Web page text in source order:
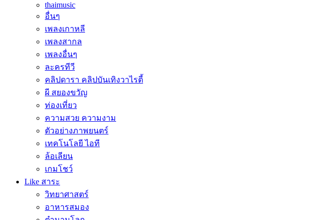
thaimusic
อื่นๆ
เพลงเกาหลี
เพลงสากล
เพลงอื่นๆ
ละครทีวี
คลิปดารา คลิปบันเทิงวาไรตี้
ผี สยองขวัญ
ท่องเที่ยว
ความสวย ความงาม
ตัวอย่างภาพยนตร์
เทคโนโลยี ไอที
ล้อเลียน
เกมโชว์
Like สาระ
วิทยาศาสตร์
อาหารสมอง